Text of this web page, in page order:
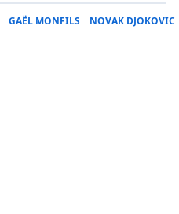
GAËL MONFILS NOVAK DJOKOVIC